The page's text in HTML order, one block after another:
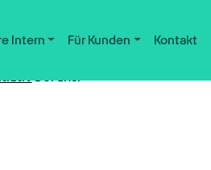
Intern Für Kunden Kontakt
bei uns.